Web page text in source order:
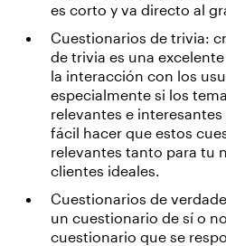
es corto y va directo al
Cuestionarios de trivia:
de trivia es una
la interacción con los
especialmente si los
relevantes e
fácil hacer que estos
relevantes tanto para tu
clientes ideales.
Cuestionarios de
un cuestionario de sí o
cuestionario que se